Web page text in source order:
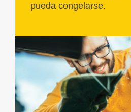
pueda congelarse.